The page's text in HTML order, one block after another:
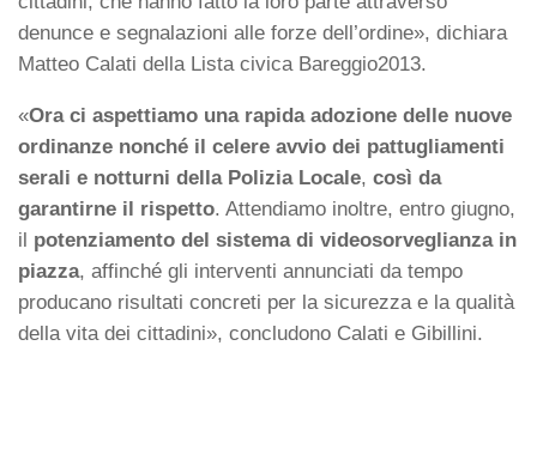
denunce e segnalazioni alle forze dell’ordine», dichiara
Matteo Calati della Lista civica Bareggio2013.
«Ora ci aspettiamo una rapida adozione delle nuove
ordinanze nonché il celere avvio dei pattugliamenti
serali e notturni della Polizia Locale, così da
garantirne il rispetto. Attendiamo inoltre, entro giugno,
il potenziamento del sistema di videosorveglianza in
piazza, affinché gli interventi annunciati da tempo
producano risultati concreti per la sicurezza e la qualità
della vita dei cittadini», concludono Calati e Gibillini.